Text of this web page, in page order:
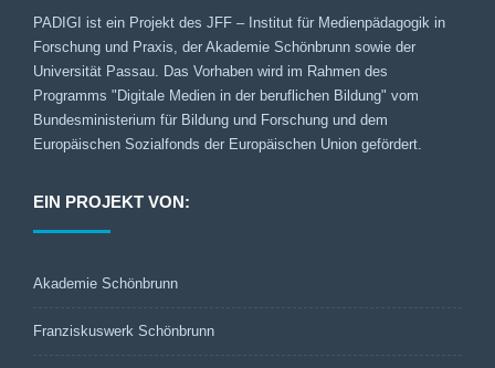
PADIGI ist ein Projekt des JFF – Institut für Medienpädagogik in
Forschung und Praxis, der Akademie Schönbrunn sowie der
Universität Passau. Das Vorhaben wird im Rahmen des
Programms "Digitale Medien in der beruflichen Bildung" vom
Bundesministerium für Bildung und Forschung und dem
Europäischen Sozialfonds der Europäischen Union gefördert.
EIN PROJEKT VON:
Akademie Schönbrunn
Franziskuswerk Schönbrunn